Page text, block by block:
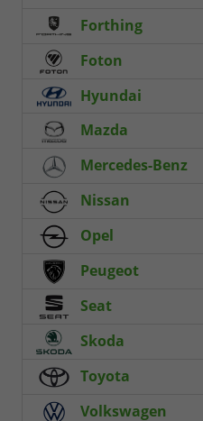
Forthing
Foton
Hyundai
Mazda
Mercedes-Benz
Nissan
Opel
Peugeot
Seat
Skoda
Toyota
Volkswagen